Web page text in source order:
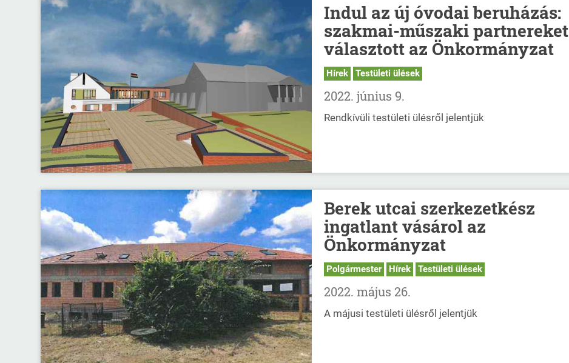
Indul az új óvodai beruházás:
szakmai-műszaki partnereket
választott az Önkormányzat
Hírek Testületi ülések
2022. június 9.
Rendkívüli testületi ülésről jelentjük
Berek utcai szerkezetkész
ingatlant vásárol az
Önkormányzat
Polgármester Hírek Testületi ülések
2022. május 26.
A májusi testületi ülésről jelentjük